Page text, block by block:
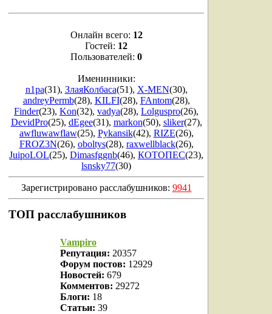
Онлайн всего: 12
Гостей: 12
Пользователей: 0
Именинники:
n1pa(31), ЗлаяКолбаса(51), X-MEN(30),
andreyPermb(28), KILFI(28), FAntom(28),
Finder(23), Kon(32), vadya(28), Lolguspro(26),
DevidPro(25), dEgee(31), markon(50), sliker(27),
awfluwawflaw(25), Pykansik(42), RIZE(26),
FROZ3N(26), oboltys(28), raxwellblack(26),
JuipoLOL(25), Dimasfggnb(46), КОТОПЕС(23),
lsnsky77(30)
Зарегистрировано расслабушников: 9941
ТОП расслабушников
Vampiro
Репутация: 20357
Форум постов: 12929
Новостей: 679
Комментов: 29272
Блоги: 18
Статьи: 39